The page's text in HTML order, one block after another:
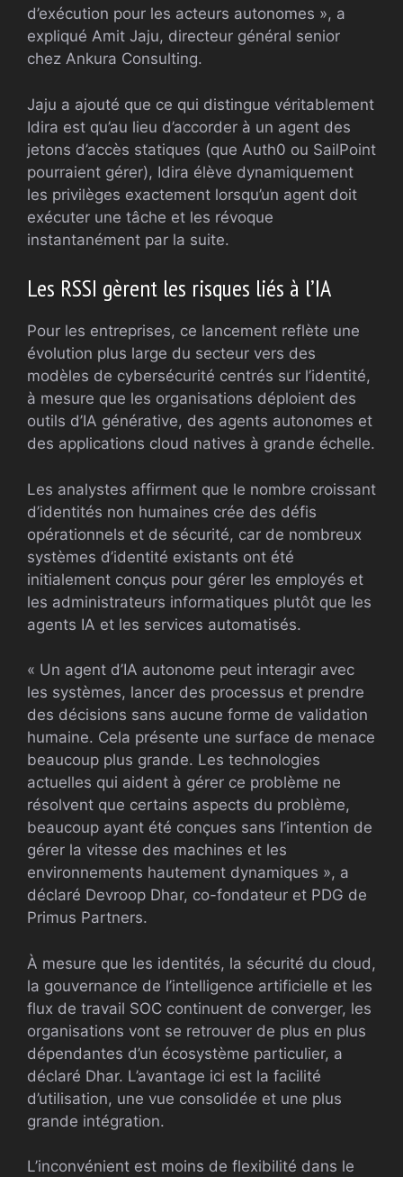
d’exécution pour les acteurs autonomes », a
expliqué Amit Jaju, directeur général senior
chez Ankura Consulting.
Jaju a ajouté que ce qui distingue véritablement
Idira est qu’au lieu d’accorder à un agent des
jetons d’accès statiques (que Auth0 ou SailPoint
pourraient gérer), Idira élève dynamiquement
les privilèges exactement lorsqu’un agent doit
exécuter une tâche et les révoque
instantanément par la suite.
Les RSSI gèrent les risques liés à l’IA
Pour les entreprises, ce lancement reflète une
évolution plus large du secteur vers des
modèles de cybersécurité centrés sur l’identité,
à mesure que les organisations déploient des
outils d’IA générative, des agents autonomes et
des applications cloud natives à grande échelle.
Les analystes affirment que le nombre croissant
d’identités non humaines crée des défis
opérationnels et de sécurité, car de nombreux
systèmes d’identité existants ont été
initialement conçus pour gérer les employés et
les administrateurs informatiques plutôt que les
agents IA et les services automatisés.
« Un agent d’IA autonome peut interagir avec
les systèmes, lancer des processus et prendre
des décisions sans aucune forme de validation
humaine. Cela présente une surface de menace
beaucoup plus grande. Les technologies
actuelles qui aident à gérer ce problème ne
résolvent que certains aspects du problème,
beaucoup ayant été conçues sans l’intention de
gérer la vitesse des machines et les
environnements hautement dynamiques », a
déclaré Devroop Dhar, co-fondateur et PDG de
Primus Partners.
À mesure que les identités, la sécurité du cloud,
la gouvernance de l’intelligence artificielle et les
flux de travail SOC continuent de converger, les
organisations vont se retrouver de plus en plus
dépendantes d’un écosystème particulier, a
déclaré Dhar. L’avantage ici est la facilité
d’utilisation, une vue consolidée et une plus
grande intégration.
L’inconvénient est moins de flexibilité dans le